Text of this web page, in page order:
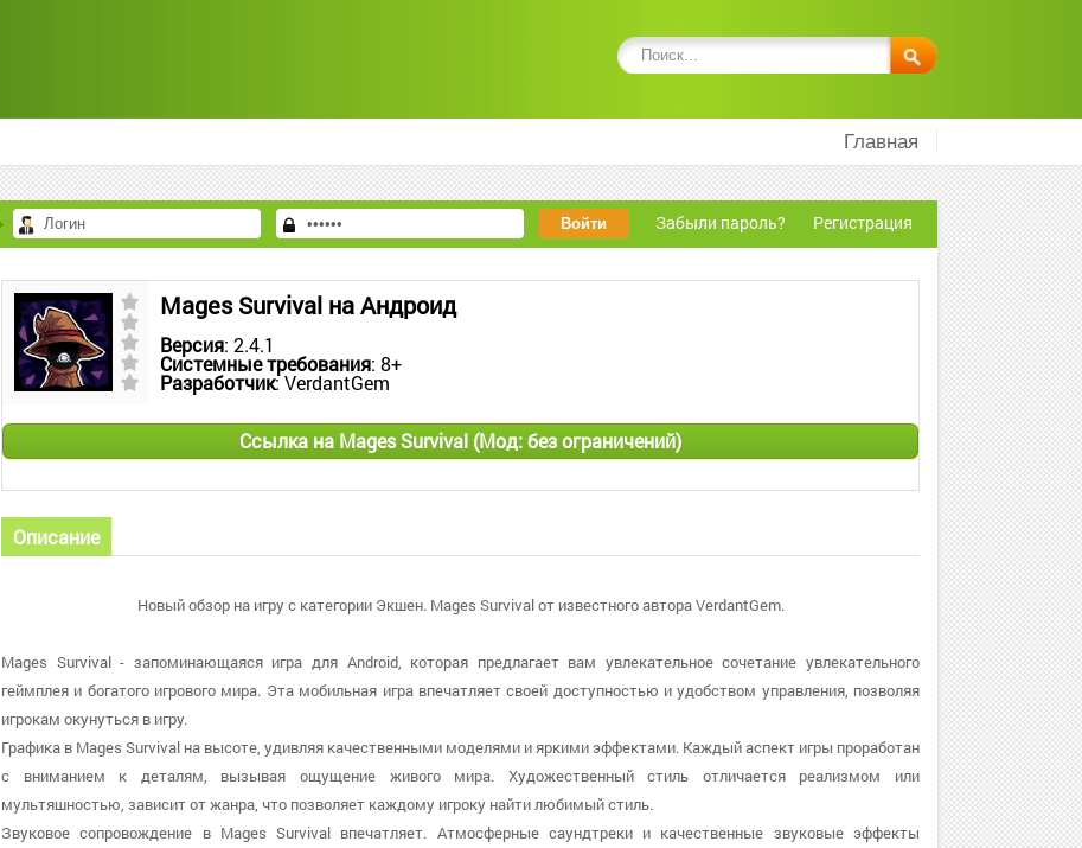
Главная
Забыли пароль? Регистрация
Mages Survival на Андроид
Версия: 2.4.1
Системные требования: 8+
Разработчик: VerdantGem
Ссылка на Mages Survival (Мод: без ограничений)
Описание
Новый обзор на игру с категории Экшен. Mages Survival от известного автора VerdantGem.
Mages Survival - запоминающаяся игра для Android, которая предлагает вам увлекательное сочетание увлекательного
геймплея и богатого игрового мира. Эта мобильная игра впечатляет своей доступностью и удобством управления, позволяя
игрокам окунуться в игру.
Графика в Mages Survival на высоте, удивляя качественными моделями и яркими эффектами. Каждый аспект игры проработан
с вниманием к деталям, вызывая ощущение живого мира. Художественный стиль отличается реализмом или
мультяшностью, зависит от жанра, что позволяет каждому игроку найти любимый стиль.
Звуковое сопровождение в Mages Survival впечатляет. Атмосферные саундтреки и качественные звуковые эффекты